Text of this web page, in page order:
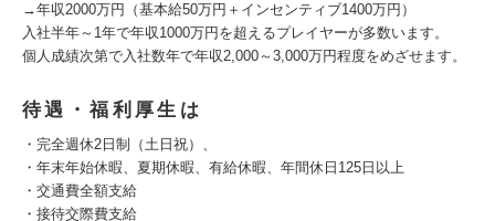
→年収2000万円（基本給50万円＋インセンティブ1400万円）
入社半年～1年で年収1000万円を超えるプレイヤーが多数います。
個人成績次第で入社数年で年収2,000～3,000万円程度をめざせます。
待遇・福利厚生は
・完全週休2日制（土日祝）、
・年末年始休暇、夏期休暇、有給休暇、年間休日125日以上
・交通費全額支給
・接待交際費支給